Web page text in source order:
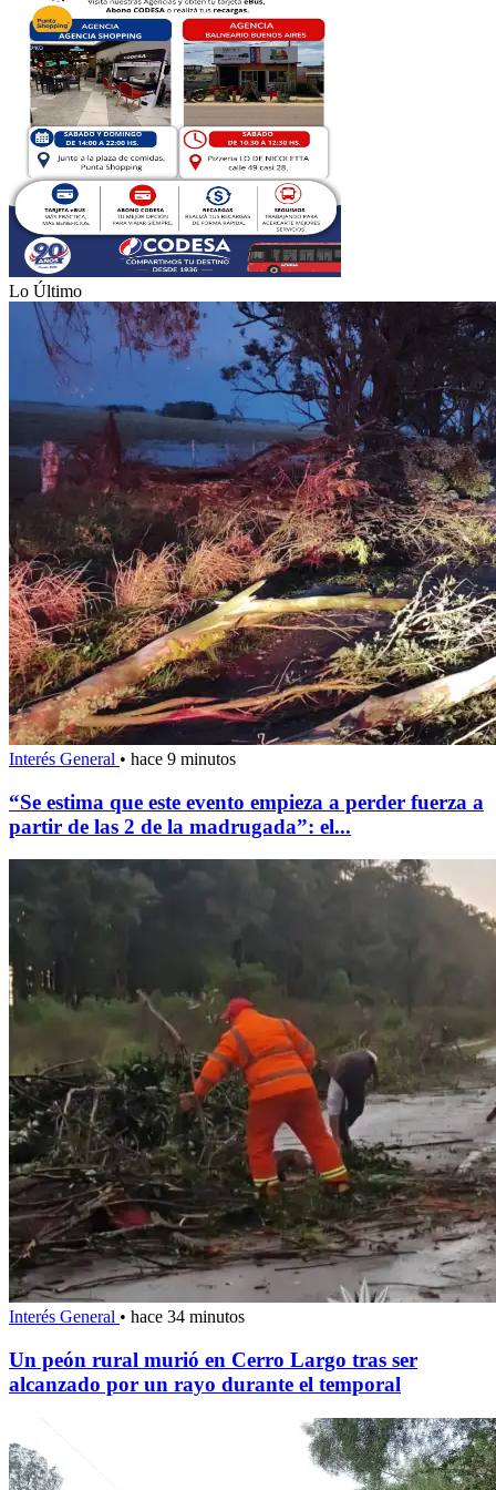
Lo Último
Interés General • hace 9 minutos
“Se estima que este evento empieza a perder fuerza a
partir de las 2 de la madrugada”: el...
Interés General • hace 34 minutos
Un peón rural murió en Cerro Largo tras ser
alcanzado por un rayo durante el temporal